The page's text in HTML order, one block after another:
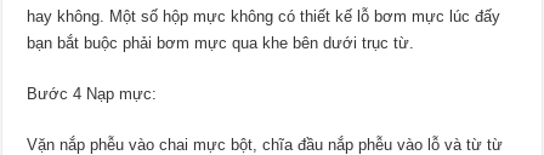
hay không. Một số hộp mực không có thiết kế lỗ bơm mực lúc đấy
bạn bắt buộc phải bơm mực qua khe bên dưới trục từ.
Bước 4 Nạp mực:
Vặn nắp phễu vào chai mực bột, chĩa đầu nắp phễu vào lỗ và từ từ